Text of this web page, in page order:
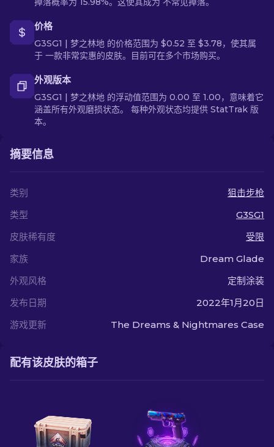
价格
G3SG1 | 梦之林地 的价格范围为 $0.52 至 $3.78，使其属
于 一款非常实惠的皮肤。目前可在多个市场购买。
外观版本
G3SG1 | 梦之林地 的浮动值范围为 0.00 至 1.00，意味着它
涵盖所有外观磨损状态。 每种外观状态均提供 StatTrak 版
本。
摘要信息
类别
狙击步枪
类型
G3SG1
皮肤稀有度
受限
家族
Dream Glade
外观风格
定制涂装
发布日期
2022年1月20日
游戏更新
The Dreams & Nightmares Case
配有该皮肤的箱子